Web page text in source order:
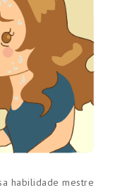
habilidade mestre